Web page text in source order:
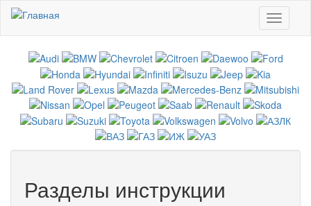
Перейти к основному содержанию
Toggle
Разделы инструкции